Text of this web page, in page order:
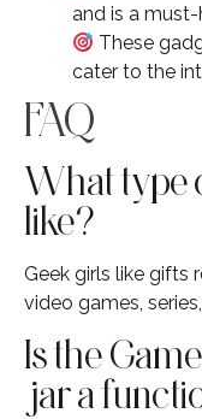
and is a
These
cater to the
FAQ
What type
like?
Geek girls like gifts
video games,
Is the
jar a